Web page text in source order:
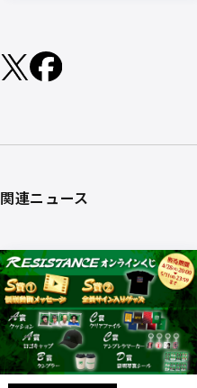
関連ニュース